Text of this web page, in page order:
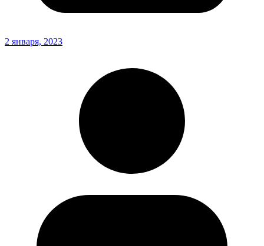
2 января, 2023